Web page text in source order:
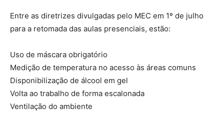
Entre as diretrizes divulgadas pelo MEC em 1º de julho
para a retomada das aulas presenciais, estão:
Uso de máscara obrigatório
Medição de temperatura no acesso às áreas comuns
Disponibilização de álcool em gel
Volta ao trabalho de forma escalonada
Ventilação do ambiente